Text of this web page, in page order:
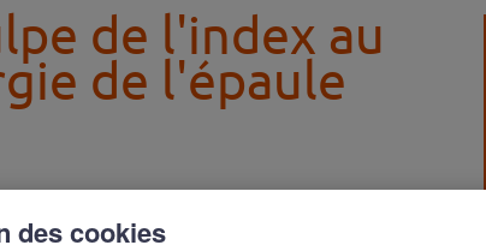
de l'index au
de l'épaule
des cookies